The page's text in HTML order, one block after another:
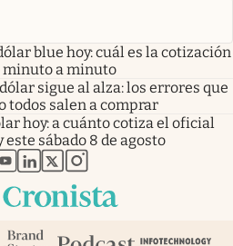
blue hoy: cuál es la cotización
minuto a minuto
sigue al alza: los errores que
todos salen a comprar
hoy: a cuánto cotiza el oficial
este sábado 8 de agosto
en nueva pestaña
abre en nueva pestaña
abre en nueva pestaña
abre en nueva pestaña
abre en nueva pestaña